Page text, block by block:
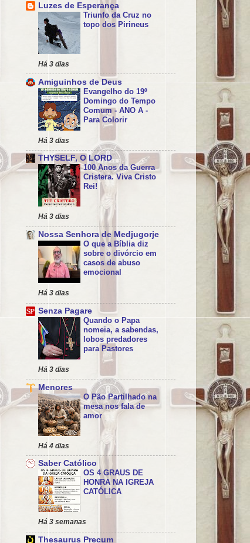
Luzes de Esperança
Triunfo da Cruz no
topo dos Pirineus
Há 3 dias
Amiguinhos de Deus
Evangelho do 19º
Domingo do Tempo
Comum - ANO A -
Para Colorir
Há 3 dias
THYSELF, O LORD
100 Anos da Guerra
Cristera. Viva Cristo
Rei!
Há 3 dias
Nossa Senhora de Medjugorje
O que a Bíblia diz
sobre o divórcio em
casos de abuso
emocional
Há 3 dias
Senza Pagare
Quando o Papa
nomeia, a sabendas,
lobos predadores
para Pastores
Há 3 dias
Menores
O Pão Partilhado na
mesa nos fala de
amor
Há 4 dias
Saber Católico
OS 4 GRAUS DE
HONRA NA IGREJA
CATÓLICA
Há 3 semanas
Thesaurus Precum